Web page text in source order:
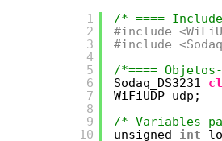
1
2
3
4
5
6
7
8
9
10
/* ====
#include
#include
/*====
Sodaq_DS3231
WiFiUDP
/* Variables
unsigned int